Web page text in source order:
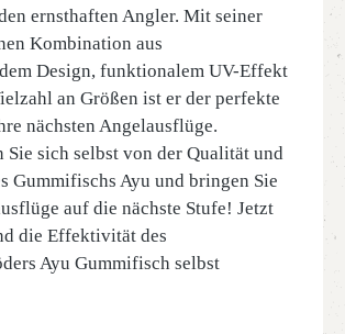
ernsthaften Angler. Mit seiner
Kombination aus
Design, funktionalem UV-Effekt
an Größen ist er der perfekte
nächsten Angelausflüge.
Sie sich selbst von der Qualität und
Gummifischs Ayu und bringen Sie
auf die nächste Stufe! Jetzt
die Effektivität des
Ayu Gummifisch selbst